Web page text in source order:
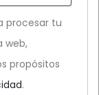
procesar tu
web,
propósitos
.